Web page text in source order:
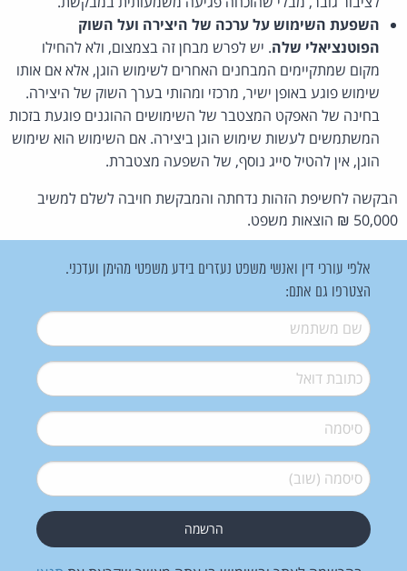
השפעת השימוש על ערכה של היצירה ועל השוק
הפוטנציאלי שלה. יש לפרש מבחן זה בצמצום, ולא להחילו
מקום שמתקיימים המבחנים האחרים לשימוש הוגן, אלא אם אותו
שימוש פוגע באופן ישיר, מרכזי ומהותי בערך השוק של היצירה.
בחינה של האפקט המצטבר של השימושים ההוגנים פוגעת בזכות
המשתמשים לעשות שימוש הוגן ביצירה. אם השימוש הוא שימוש
הוגן, אין להטיל סייג נוסף, של השפעה מצטברת.
הבקשה לחשיפת הזהות נדחתה והמבקשת חויבה לשלם למשיב
50,000 ₪ הוצאות משפט.
אלפי עורכי דין ואנשי משפט נעזרים בידע משפטי מהימן ועדכני.
הצטרפו גם אתם:
שם משתמש*
דואל*
סיסמה*
סיסמה (שוב)*